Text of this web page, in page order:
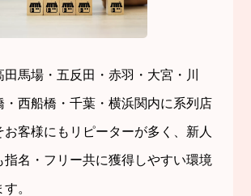
馬場・五反田・赤羽・大宮・川
・西船橋・千葉・横浜関内に系列店
お客様にもリピーターが多く、新人
指名・フリー共に獲得しやすい環境
。